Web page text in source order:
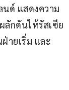
นด์ แสดงความ
ลักดันให้รัสเซีย
ายเริ่ม และ